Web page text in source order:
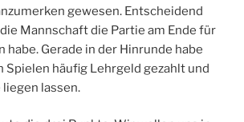
gewesen. Entscheidend
Mannschaft die Partie am Ende für
habe. Gerade in der Hinrunde habe
Spielen häufig Lehrgeld gezahlt und
lassen.